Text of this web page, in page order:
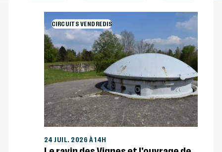
CIRCUITS VENDREDIS
24 JUIL. 2026 À 14H